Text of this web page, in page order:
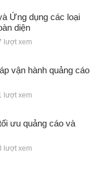
Ứng dụng các loại
diện
lượt xem
vận hành quảng cáo
lượt xem
ưu quảng cáo và
lượt xem